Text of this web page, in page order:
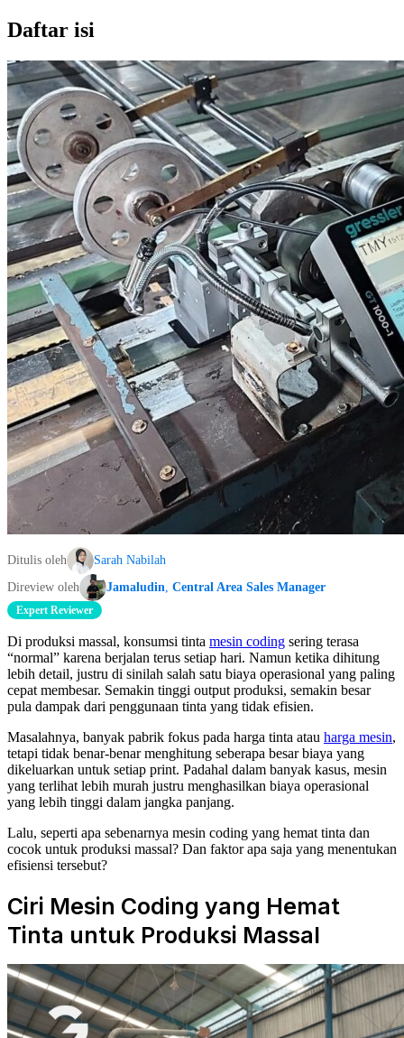
Daftar isi
Ditulis oleh
Sarah Nabilah
Direview oleh
Jamaludin Central Area Sales Manager
Expert Reviewer
Di produksi massal, konsumsi tinta mesin coding sering terasa
“normal” karena berjalan terus setiap hari. Namun ketika dihitung
lebih detail, justru di sinilah salah satu biaya operasional yang paling
cepat membesar. Semakin tinggi output produksi, semakin besar
pula dampak dari penggunaan tinta yang tidak efisien.
Masalahnya, banyak pabrik fokus pada harga tinta atau harga mesin,
tetapi tidak benar-benar menghitung seberapa besar biaya yang
dikeluarkan untuk setiap print. Padahal dalam banyak kasus, mesin
yang terlihat lebih murah justru menghasilkan biaya operasional
yang lebih tinggi dalam jangka panjang.
Lalu, seperti apa sebenarnya mesin coding yang hemat tinta dan
cocok untuk produksi massal? Dan faktor apa saja yang menentukan
efisiensi tersebut?
Ciri Mesin Coding yang Hemat
Tinta untuk Produksi Massal